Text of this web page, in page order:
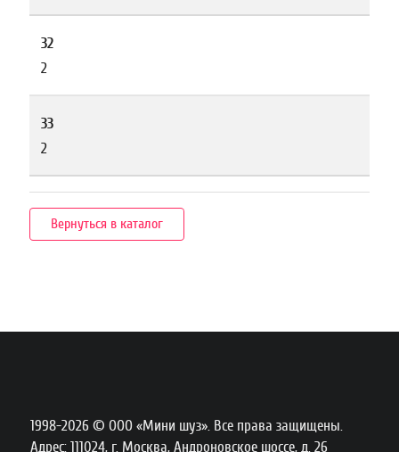
32
2
33
2
Вернуться в каталог
1998-2026 © ООО «Мини шуз». Все права защищены.
Адрес: 111024, г. Москва, Андроновское шоссе, д. 26